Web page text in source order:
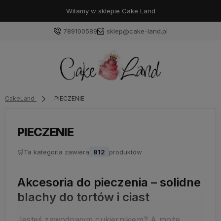
Witamy w sklepie Cake Land
789100589 sklep@cake-land.pl
zaloguj się, aby przywrócić dodane produkty do listy
z poprzedniej sesji.
CakeLand PIECZENIE
PIECZENIE
🛒Ta kategoria zawiera 812 produktów
Akcesoria do pieczenia – solidne
blachy do tortów i ciast